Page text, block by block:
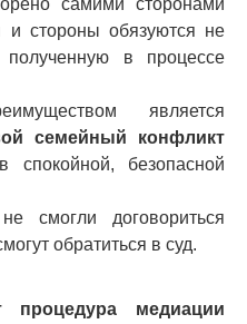
и стороны обязуются не
в процессе
является
семейный конфликт
спокойной, безопасной
смогли договориться
обратиться в суд.
процедура медиации